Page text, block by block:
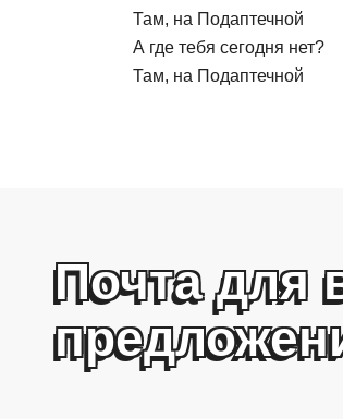
Там, на Подаптечной
А где тебя сегодня нет?
Там, на Подаптечной
Почта для